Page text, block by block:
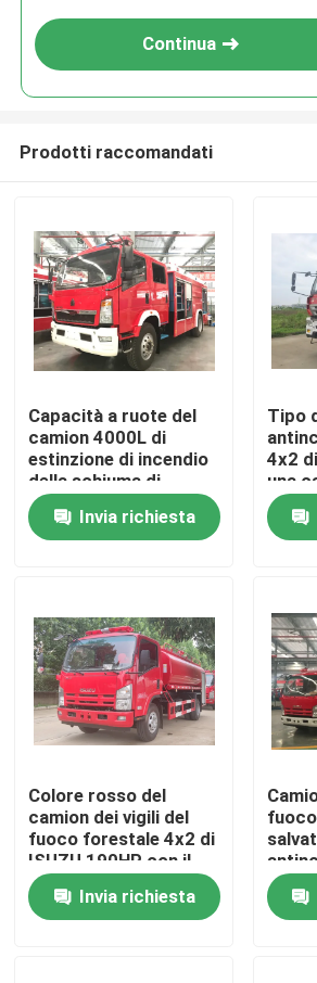
Casa
Prodotti
Circa noi
Controllo di qualità
Contattici
Camion dei vigili del fuoco di
Camion dei pompieri in schiuma
Continua
Prodotti raccomandati
Capacità a ruote del
camion 4000L di
estinzione di incendio
della schiuma di
HOWO 6 per la foresta
Invia richiesta
Tipo
4x2
una
Colore rosso del
camion dei vigili del
fuoco forestale 4x2 di
ISUZU 190HP con il
serbatoio di acqua 8t
Invia richiesta